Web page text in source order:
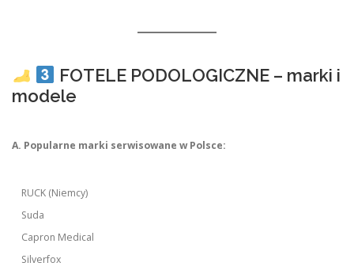
FOTELE PODOLOGICZNE – marki i
modele
A. Popularne marki serwisowane w Polsce:
RUCK (Niemcy)
Suda
Capron Medical
Silverfox